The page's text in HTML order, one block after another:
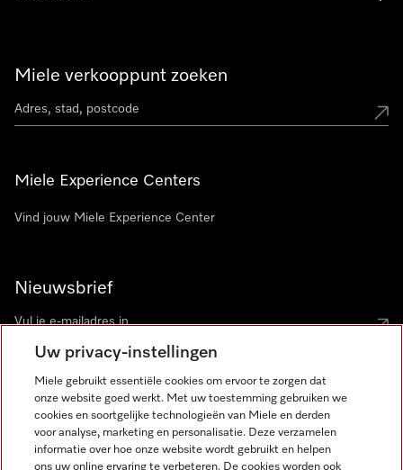
Miele verkooppunt zoeken
Miele Experience Centers
Vind jouw Miele Experience Center
Nieuwsbrief
Miele op Instagram
Miele op Facebook
Miele op Youtube
Uw privacy-instellingen
Miele gebruikt essentiële cookies om ervoor te zorgen dat
onze website goed werkt. Met uw toestemming gebruiken we
cookies en soortgelijke technologieën van Miele en derden
voor analyse, marketing en personalisatie. Deze verzamelen
informatie over hoe onze website wordt gebruikt en helpen
ons uw online ervaring te verbeteren. De cookies worden ook